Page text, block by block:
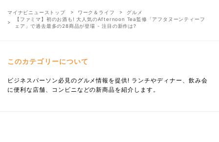
マイナビニューストップ ワーク＆ライフ
グルメ
【ファミマ】初のお酒も! 大人気のAfternoon Tea監修「アフタヌーンティーフ
ェア」で過去最多の28商品が登場 - 注目の新作は?
このカテゴリーについて
ビジネスパーソン必見のグルメ情報を提供! ランチやディナー、飲み会
に便利な店舗、コンビニなどの新商品を紹介します。